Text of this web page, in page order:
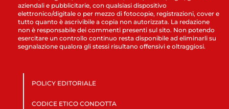
aziendali e pubblicitarie, con qualsiasi dispositivo
elettronico/digitale o per mezzo di fotocopie, registrazioni, cover e
tutto quanto è ascrivibile a copia non autorizzata. La redazione
non è responsabile dei commenti presenti sul sito. Non potendo
esercitare un controllo continuo resta disponibile ad eliminarli su
segnalazione qualora gli stessi risultano offensivi e oltraggiosi.
POLICY EDITORIALE
CODICE ETICO CONDOTTA